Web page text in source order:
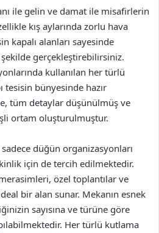
ile gelin ve damat ile misafirlerin
kış aylarında zorlu hava
kapalı alanları sayesinde
gerçekleştirebilirsiniz.
kullanılan her türlü
tesisin bünyesinde hazır
tüm detaylar düşünülmüş ve
ortam oluşturulmuştur.
sadece düğün organizasyonları
için de tercih edilmektedir.
özel toplantılar ve
bir alan sunar. Mekanın esnek
sayısına ve türüne göre
Her türlü kutlama